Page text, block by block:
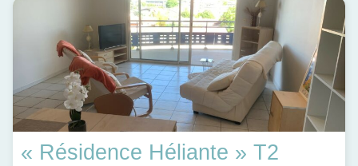
« Résidence Héliante » T2